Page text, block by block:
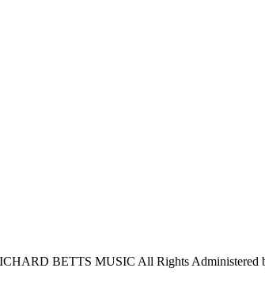
BETTS MUSIC All Rights